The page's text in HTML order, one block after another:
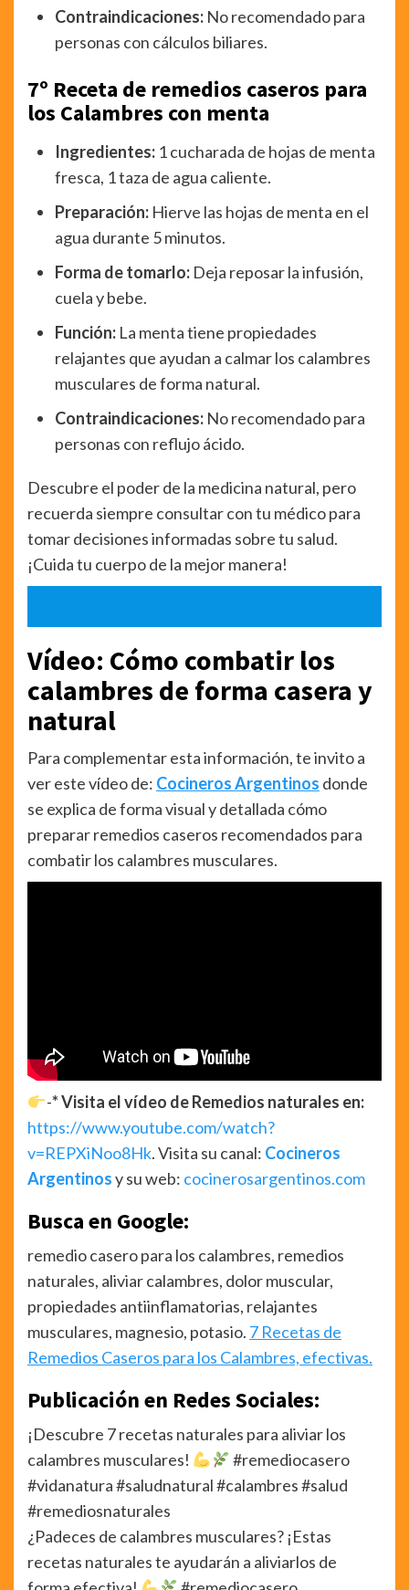
Contraindicaciones: No recomendado para
personas con cálculos biliares.
7º Receta de remedios caseros para
los Calambres con menta
Ingredientes: 1 cucharada de hojas de menta
fresca, 1 taza de agua caliente.
Preparación: Hierve las hojas de menta en el
agua durante 5 minutos.
Forma de tomarlo: Deja reposar la infusión,
cuela y bebe.
Función: La menta tiene propiedades
relajantes que ayudan a calmar los calambres
musculares de forma natural.
Contraindicaciones: No recomendado para
personas con reflujo ácido.
Descubre el poder de la medicina natural, pero
recuerda siempre consultar con tu médico para
tomar decisiones informadas sobre tu salud.
¡Cuida tu cuerpo de la mejor manera!
Vídeo: Cómo combatir los
calambres de forma casera y
natural
Para complementar esta información, te invito a
ver este vídeo de: Cocineros Argentinos donde
se explica de forma visual y detallada cómo
preparar remedios caseros recomendados para
combatir los calambres musculares.
-* Visita el vídeo de Remedios naturales en:
https://www.youtube.com/watch?
v=REPXiNoo8Hk. Visita su canal: Cocineros
Argentinosy su web: cocinerosargentinos.com
Busca en Google:
remedio casero para los calambres, remedios
naturales, aliviar calambres, dolor muscular,
propiedades antiinflamatorias, relajantes
musculares, magnesio, potasio. 7 Recetas de
Remedios Caseros para los Calambres, efectivas.
Publicación en Redes Sociales:
¡Descubre 7 recetas naturales para aliviar los
calambres musculares!
#remediocasero
#vidanatura #saludnatural #calambres #salud
#remediosnaturales
¿Padeces de calambres musculares? ¡Estas
recetas naturales te ayudarán a aliviarlos de